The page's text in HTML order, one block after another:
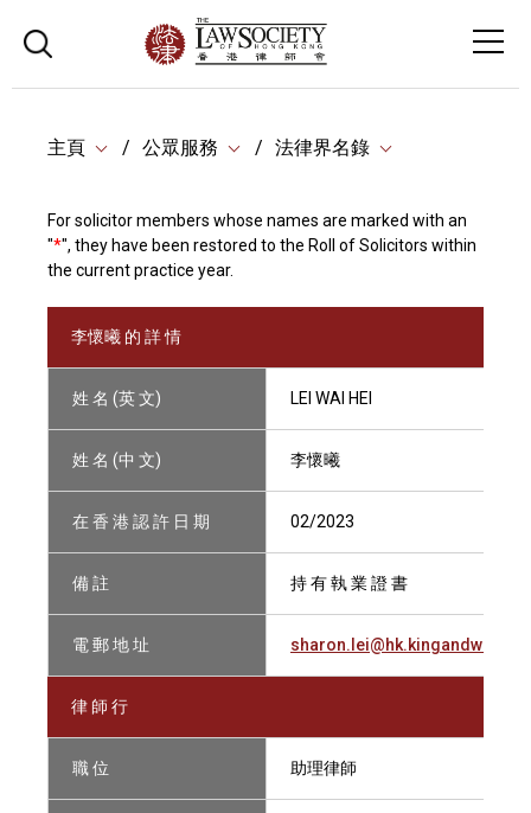
主頁 公眾服務 法律界名錄
For solicitor members whose names are marked with an
"*", they have been restored to the Roll of Solicitors within
the current practice year.
李懷曦 的 詳 情
姓 名 (英 文) LEI WAI HEI
姓 名 (中 文) 李懷曦
在 香 港 認 許 日 期 02/2023
備 註 持 有 執 業 證 書
電 郵 地 址
律 師 行
職 位 助理律師